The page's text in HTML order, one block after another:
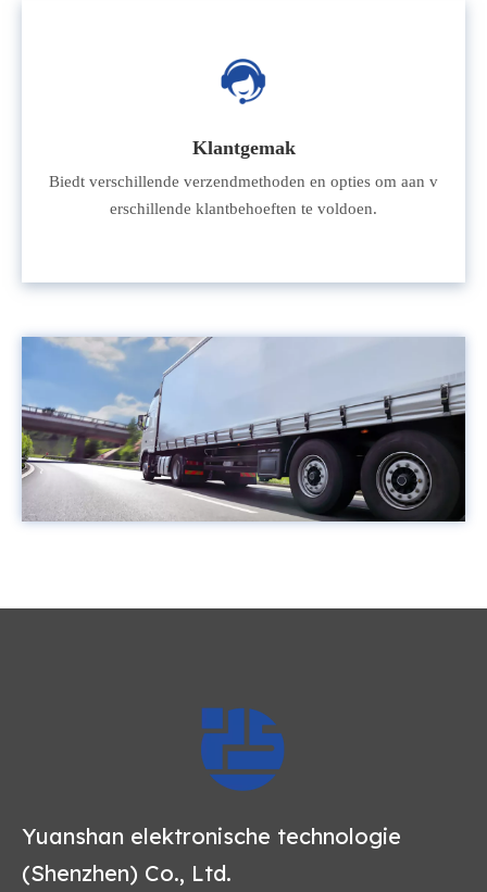
Klantgemak
Biedt verschillende verzendmethoden en opties om aan v
erschillende klantbehoeften te voldoen.
Yuanshan elektronische technologie
(Shenzhen) Co., Ltd.